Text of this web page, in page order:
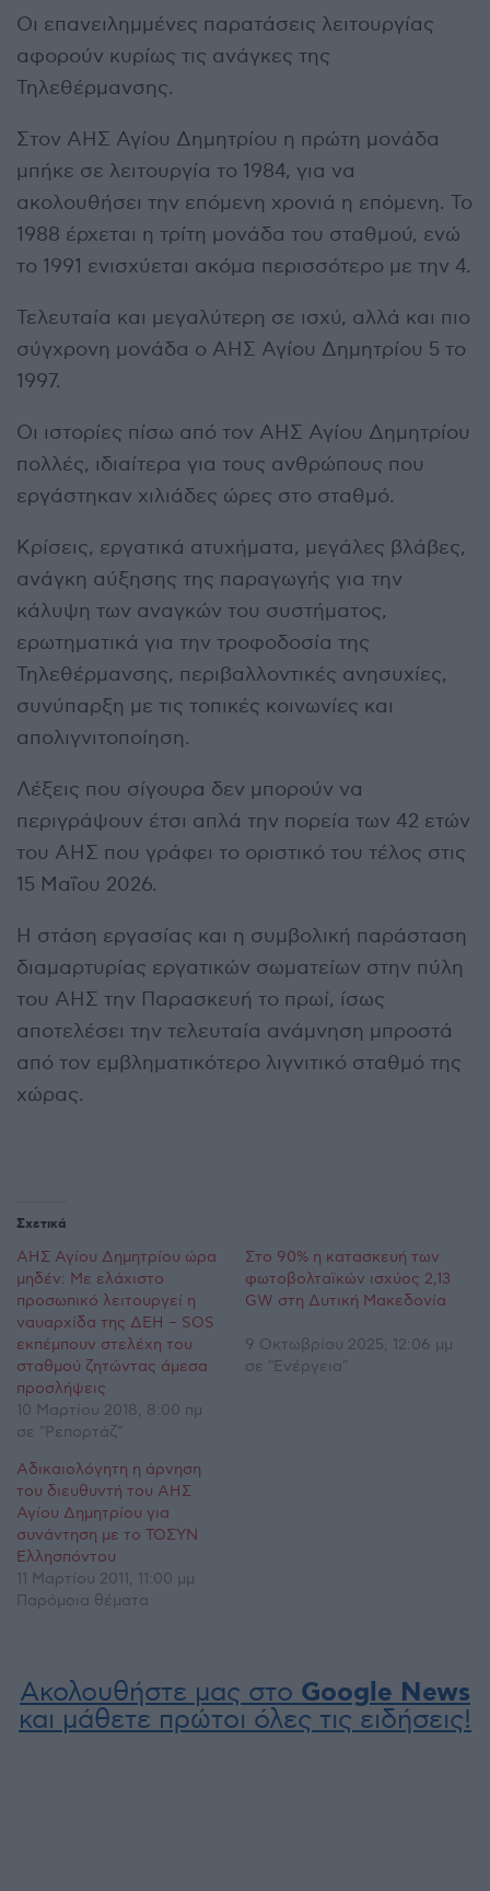
Οι επανειλημμένες παρατάσεις λειτουργίας
αφορούν κυρίως τις ανάγκες της
Τηλεθέρμανσης.
Στον ΑΗΣ Αγίου Δημητρίου η πρώτη μονάδα
μπήκε σε λειτουργία το 1984, για να
ακολουθήσει την επόμενη χρονιά η επόμενη. Το
1988 έρχεται η τρίτη μονάδα του σταθμού, ενώ
το 1991 ενισχύεται ακόμα περισσότερο με την 4.
Τελευταία και μεγαλύτερη σε ισχύ, αλλά και πιο
σύγχρονη μονάδα ο ΑΗΣ Αγίου Δημητρίου 5 το
1997.
Οι ιστορίες πίσω από τον ΑΗΣ Αγίου Δημητρίου
πολλές, ιδιαίτερα για τους ανθρώπους που
εργάστηκαν χιλιάδες ώρες στο σταθμό.
Κρίσεις, εργατικά ατυχήματα, μεγάλες βλάβες,
ανάγκη αύξησης της παραγωγής για την
κάλυψη των αναγκών του συστήματος,
ερωτηματικά για την τροφοδοσία της
Τηλεθέρμανσης, περιβαλλοντικές ανησυχίες,
συνύπαρξη με τις τοπικές κοινωνίες και
απολιγνιτοποίηση.
Λέξεις που σίγουρα δεν μπορούν να
περιγράψουν έτσι απλά την πορεία των 42 ετών
του ΑΗΣ που γράφει το οριστικό του τέλος στις
15 Μαΐου 2026.
Η στάση εργασίας και η συμβολική παράσταση
διαμαρτυρίας εργατικών σωματείων στην πύλη
του ΑΗΣ την Παρασκευή το πρωί, ίσως
αποτελέσει την τελευταία ανάμνηση μπροστά
από τον εμβληματικότερο λιγνιτικό σταθμό της
χώρας.
Σχετικά
ΑΗΣ Αγίου Δημητρίου ώρα
μηδέν: Με ελάχιστο
προσωπικό λειτουργεί η
ναυαρχίδα της ΔΕΗ – SOS
εκπέμπουν στελέχη του
σταθμού ζητώντας άμεσα
προσλήψεις
10 Μαρτίου 2018, 8:00 πμ
σε "Ρεπορτάζ"
Στο 90% η κατασκευή των
φωτοβολταϊκών ισχύος 2,13
GW στη Δυτική Μακεδονία
9 Οκτωβρίου 2025, 12:06 μμ
σε "Ενέργεια"
Αδικαιολόγητη η άρνηση
του διευθυντή του ΑΗΣ
Αγίου Δημητρίου για
συνάντηση με το ΤΟΣΥΝ
Ελλησπόντου
11 Μαρτίου 2011, 11:00 μμ
Παρόμοια θέματα
Ακολουθήστε μας στο Google News
και μάθετε πρώτοι όλες τις ειδήσεις!